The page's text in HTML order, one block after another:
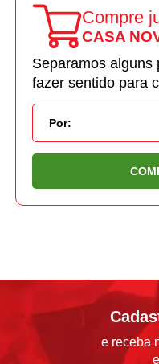
Compre
CASA
Separamos alguns
fazer sentido para
Por:
e receba